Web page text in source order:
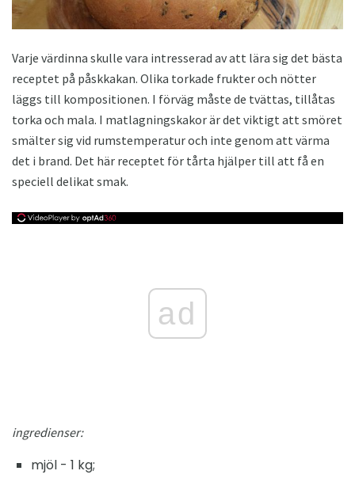
Varje värdinna skulle vara intresserad av att lära sig det bästa
receptet på påskkakan. Olika torkade frukter och nötter
läggs till kompositionen. I förväg måste de tvättas, tillåtas
torka och mala. I matlagningskakor är det viktigt att smöret
smälter sig vid rumstemperatur och inte genom att värma
det i brand. Det här receptet för tårta hjälper till att få en
speciell delikat smak.
ad
ingredienser:
mjöl - 1 kg;